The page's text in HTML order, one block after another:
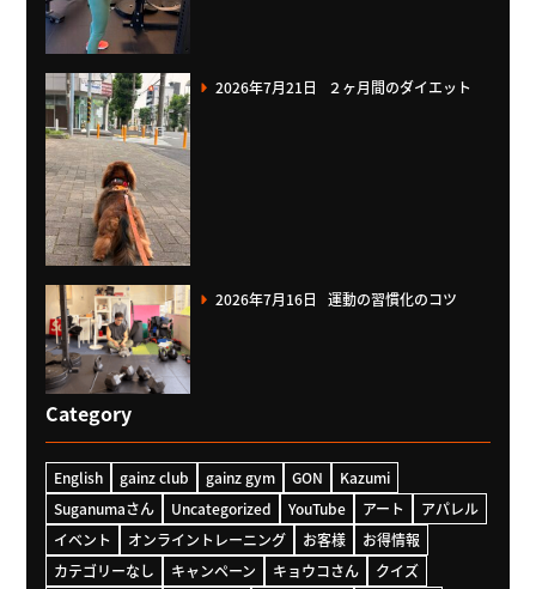
2026年7月21日 ２ヶ月間のダイエット
2026年7月16日 運動の習慣化のコツ
Category
English gainz club gainz gym GON
Kazumi
Suganumaさん
Uncategorized YouTube アート
アパレル
イベント
オンライントレーニング お客様
お得情報
カテゴリーなし
キャンペーン キョウコさん
クイズ